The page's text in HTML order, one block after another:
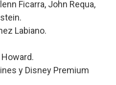
Ficarra, John Requa,
Labiano.
y Disney Premium